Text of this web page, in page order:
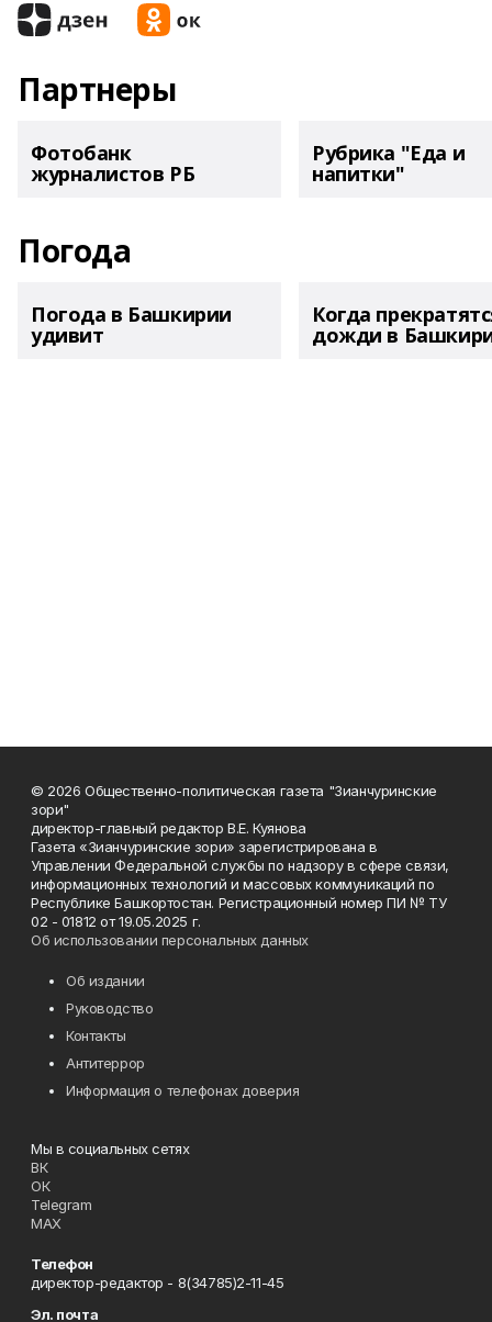
Партнеры
Фотобанк
журналистов РБ
Рубрика "Еда и
напитки"
Погода
Погода в Башкирии
удивит
Когда
дожди в
© 2026 Общественно-политическая газета "Зианчуринские
зори"
директор-главный редактор В.Е. Куянова
Газета «Зианчуринские зори» зарегистрирована в
Управлении Федеральной службы по надзору в сфере связи,
информационных технологий и массовых коммуникаций по
Республике Башкортостан. Регистрационный номер ПИ № ТУ
02 - 01812 от 19.05.2025 г.
Об использовании персональных данных
Об издании
Руководство
Контакты
Антитеррор
Информация о телефонах доверия
Мы в социальных сетях
ВК
ОК
Telegram
MAX
Телефон
директор-редактор - 8(34785)2-11-45
Эл. почта